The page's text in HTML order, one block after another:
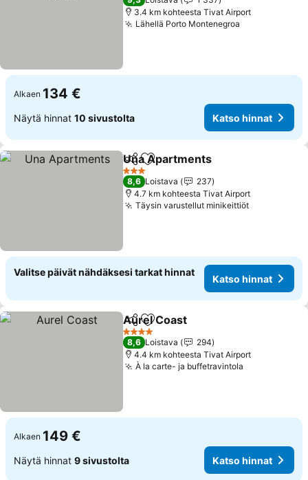
3.4 km kohteesta Tivat Airport
Lähellä Porto Montenegroa
Alkaen 134 €
Näytä hinnat 10 sivustolta Katso hinnat
Jaa Lisää suosikkeihin
Una Apartments
3 Tähtiluokitus
8,6 Loistava
237
4.7 km kohteesta Tivat Airport
Täysin varustellut minikeittiötKatso
Valitse päivät nähdäksesi tarkat hinnat
Katso hinnat
Jaa Lisää suosikkeihin
Aurel Coast
4 Tähtiluokitus
8,6 Loistava
294
4.4 km kohteesta Tivat Airport
À la carte- ja buffetravintola
Alkaen 149 €
Näytä hinnat 9 sivustolta Katso hinnat